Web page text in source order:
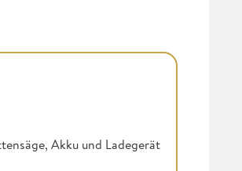
Akku und Ladegerät